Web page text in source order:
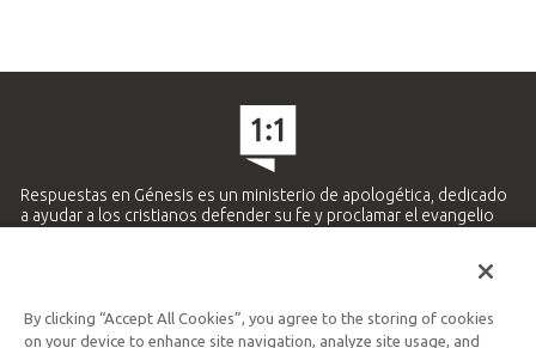
Respuestas en Génesis es un ministerio de apologética, dedicado
a ayudar a los cristianos defender su fe y proclamar el evangelio
Ministerio Hispano y Latinoamericano
By clicking “Accept All Cookies”, you agree to the storing of cookies
on your device to enhance site navigation, analyze site usage, and